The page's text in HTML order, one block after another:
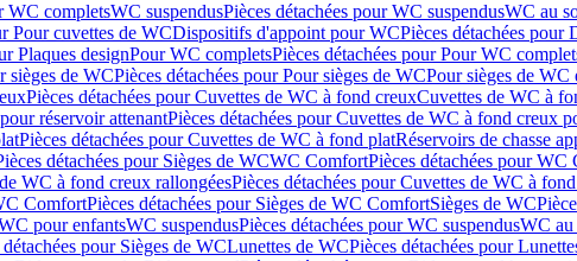
WC completsWC suspendusPièces détachées pour WC suspendusWC au
Pour cuvettes de WCDispositifs d'appoint pour WCPièces détachées
Plaques designPour WC completsPièces détachées pour Pour WC
sièges de WCPièces détachées pour Pour sièges de WCPour sièges de
Pièces détachées pour Cuvettes de WC à fond creuxCuvettes de WC à
réservoir attenantPièces détachées pour Cuvettes de WC à fond creux
Pièces détachées pour Cuvettes de WC à fond platRéservoirs de chasse
détachées pour Sièges de WCWC ComfortPièces détachées pour WC
WC à fond creux rallongéesPièces détachées pour Cuvettes de WC à
ComfortPièces détachées pour Sièges de WC ComfortSièges de WC
pour enfantsWC suspendusPièces détachées pour WC suspendusWC au
détachées pour Sièges de WCLunettes de WCPièces détachées pour